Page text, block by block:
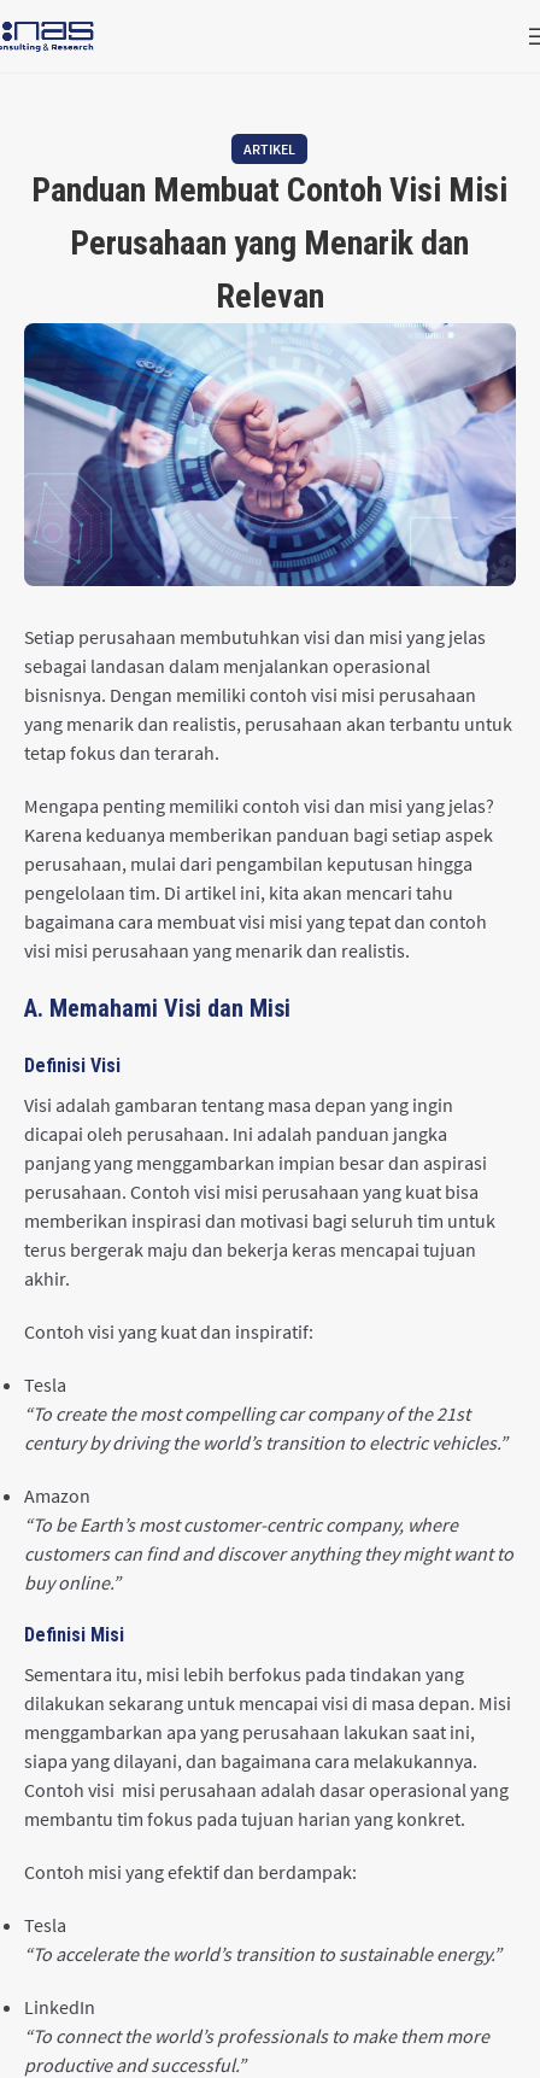
ARTIKEL
Panduan Membuat Contoh Visi Misi
Perusahaan yang Menarik dan
Relevan
Setiap perusahaan membutuhkan visi dan misi yang jelas
sebagai landasan dalam menjalankan operasional
bisnisnya. Dengan memiliki contoh visi misi perusahaan
yang menarik dan realistis, perusahaan akan terbantu untuk
tetap fokus dan terarah.
Mengapa penting memiliki contoh visi dan misi yang jelas?
Karena keduanya memberikan panduan bagi setiap aspek
perusahaan, mulai dari pengambilan keputusan hingga
pengelolaan tim. Di artikel ini, kita akan mencari tahu
bagaimana cara membuat visi misi yang tepat dan contoh
visi misi perusahaan yang menarik dan realistis.
A. Memahami Visi dan Misi
Definisi Visi
Visi adalah gambaran tentang masa depan yang ingin
dicapai oleh perusahaan. Ini adalah panduan jangka
panjang yang menggambarkan impian besar dan aspirasi
perusahaan. Contoh visi misi perusahaan yang kuat bisa
memberikan inspirasi dan motivasi bagi seluruh tim untuk
terus bergerak maju dan bekerja keras mencapai tujuan
akhir.
Contoh visi yang kuat dan inspiratif:
Tesla
“To create the most compelling car company of the 21st
century by driving the world’s transition to electric vehicles.”
Amazon
“To be Earth’s most customer-centric company, where
customers can find and discover anything they might want to
buy online.”
Definisi Misi
Sementara itu, misi lebih berfokus pada tindakan yang
dilakukan sekarang untuk mencapai visi di masa depan. Misi
menggambarkan apa yang perusahaan lakukan saat ini,
siapa yang dilayani, dan bagaimana cara melakukannya.
Contoh visi misi perusahaan adalah dasar operasional yang
membantu tim fokus pada tujuan harian yang konkret.
Contoh misi yang efektif dan berdampak:
Tesla
“To accelerate the world’s transition to sustainable energy.”
LinkedIn
“To connect the world’s professionals to make them more
productive and successful.”